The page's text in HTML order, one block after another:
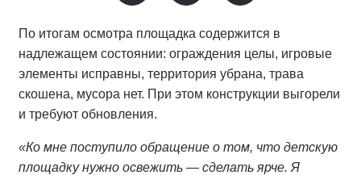
По итогам осмотра площадка содержится в
надлежащем состоянии: ограждения целы, игровые
элементы исправны, территория убрана, трава
скошена, мусора нет. При этом конструкции выгорели
и требуют обновления.
«Ко мне поступило обращение о том, что детскую
площадку нужно освежить — сделать ярче. Я